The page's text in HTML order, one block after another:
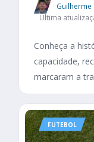
Guilherme
Última
Conheça a
capacidade,
marcaram a
FUTEBOL